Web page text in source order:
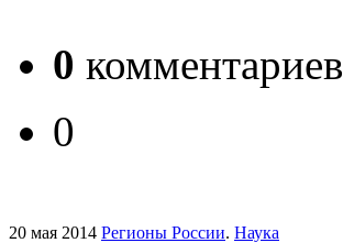
0 комментариев
0
20 мая 2014 Регионы России. Наука